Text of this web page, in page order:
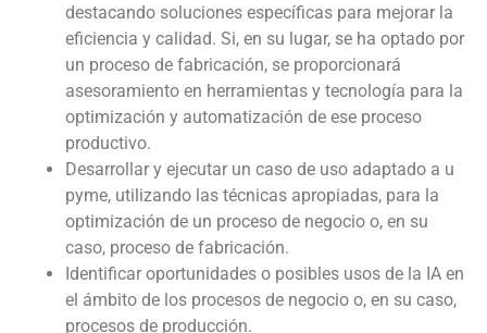
destacando soluciones específicas para mejorar la
eficiencia y calidad. Si, en su lugar, se ha optado por
un proceso de fabricación, se proporcionará
asesoramiento en herramientas y tecnología para la
optimización y automatización de ese proceso
productivo.
Desarrollar y ejecutar un caso de uso adaptado a u
pyme, utilizando las técnicas apropiadas, para la
optimización de un proceso de negocio o, en su
caso, proceso de fabricación.
Identificar oportunidades o posibles usos de la IA en
el ámbito de los procesos de negocio o, en su caso,
procesos de producción.